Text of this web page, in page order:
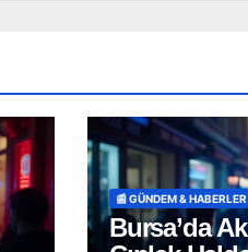
📰 GÜNDEM & HABERLER
Bursa’da